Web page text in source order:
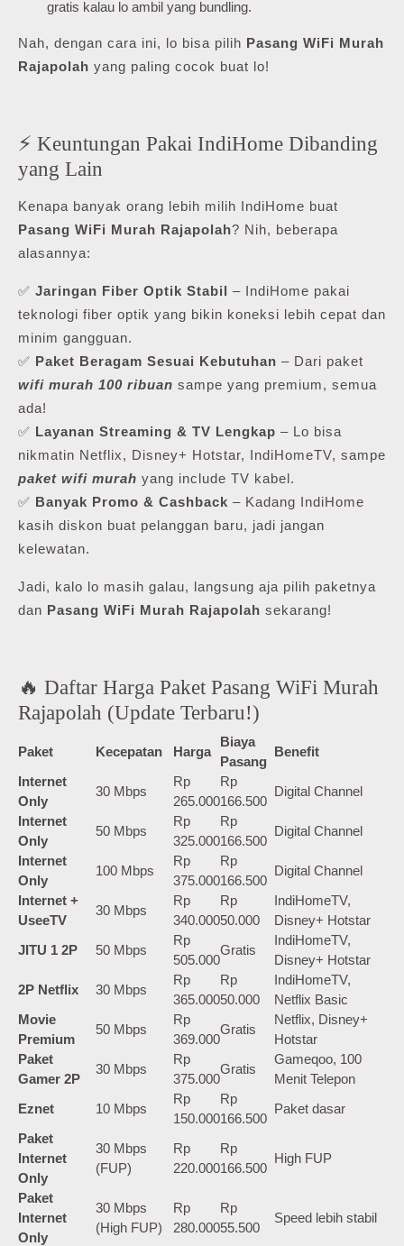
gratis kalau lo ambil yang bundling.
Nah, dengan cara ini, lo bisa pilih Pasang WiFi Murah
Rajapolah yang paling cocok buat lo!
⚡ Keuntungan Pakai IndiHome Dibanding
yang Lain
Kenapa banyak orang lebih milih IndiHome buat
Pasang WiFi Murah Rajapolah? Nih, beberapa
alasannya:
✅ Jaringan Fiber Optik Stabil – IndiHome pakai
teknologi fiber optik yang bikin koneksi lebih cepat dan
minim gangguan.
✅ Paket Beragam Sesuai Kebutuhan – Dari paket
wifi murah 100 ribuan sampe yang premium, semua
ada!
✅ Layanan Streaming & TV Lengkap – Lo bisa
nikmatin Netflix, Disney+ Hotstar, IndiHomeTV, sampe
paket wifi murah yang include TV kabel.
✅ Banyak Promo & Cashback – Kadang IndiHome
kasih diskon buat pelanggan baru, jadi jangan
kelewatan.
Jadi, kalo lo masih galau, langsung aja pilih paketnya
dan Pasang WiFi Murah Rajapolah sekarang!
🔥 Daftar Harga Paket Pasang WiFi Murah
Rajapolah (Update Terbaru!)
Paket Kecepatan Harga
Biaya
Pasang
Benefit
Internet
Only
30 Mbps
Rp
265.000
Rp
166.500
Digital Channel
Internet
Only
50 Mbps
Rp
325.000
Rp
166.500
Digital Channel
Internet
Only
100 Mbps
Rp
375.000
Rp
166.500
Digital Channel
Internet +
UseeTV
30 Mbps
Rp
340.000
Rp
50.000
IndiHomeTV,
Disney+ Hotstar
JITU 1 2P
50 Mbps
Rp
505.000
Gratis
IndiHomeTV,
Disney+ Hotstar
2P Netflix
30 Mbps
Rp
365.000
Rp
50.000
IndiHomeTV,
Netflix Basic
Movie
Premium
50 Mbps
Rp
369.000
Gratis
Netflix, Disney+
Hotstar
Paket
Gamer 2P
30 Mbps
Rp
375.000
Gratis
Gameqoo, 100
Menit Telepon
Eznet
10 Mbps
Rp
150.000
Rp
166.500
Paket dasar
Paket
Internet
Only
30 Mbps
(FUP)
Rp
220.000
Rp
166.500
High FUP
Paket
Internet
Only
30 Mbps
(High FUP)
Rp
280.000
Rp
55.500
Speed lebih stabil